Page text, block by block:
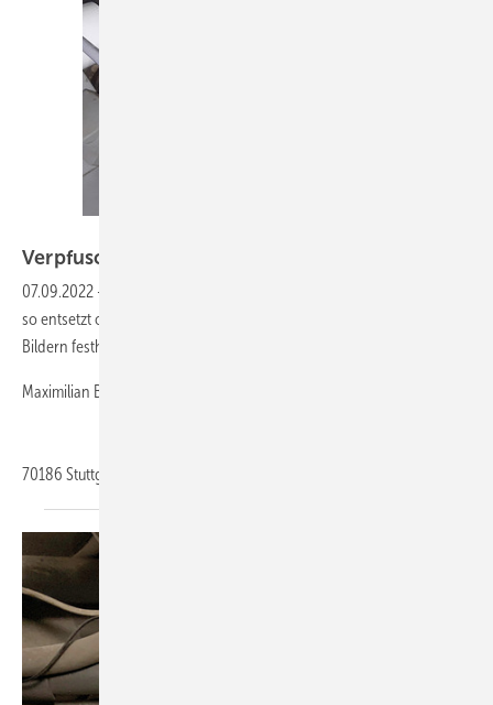
Ve rpfuschter
07.09.2022 -
so entsetzt ob der Lage vor Ort, dass er die Situation unbedingt in
Bildern festhalten musste. Aber machen Sie sich selbst ein Bild!
Maximilian Brodbeck
70186 Stuttgart